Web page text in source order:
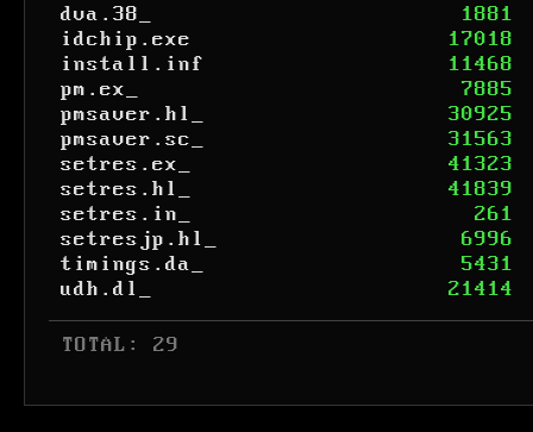
dva.38_
1881
idchip.exe
17018
install.inf
11468
pm.ex_
7885
pmsaver.hl_
30925
pmsaver.sc_
31563
setres.ex_
41323
setres.hl_
41839
setres.in_
261
setresjp.hl_
6996
timings.da_
5431
udh.dl_
21414
TOTAL: 29